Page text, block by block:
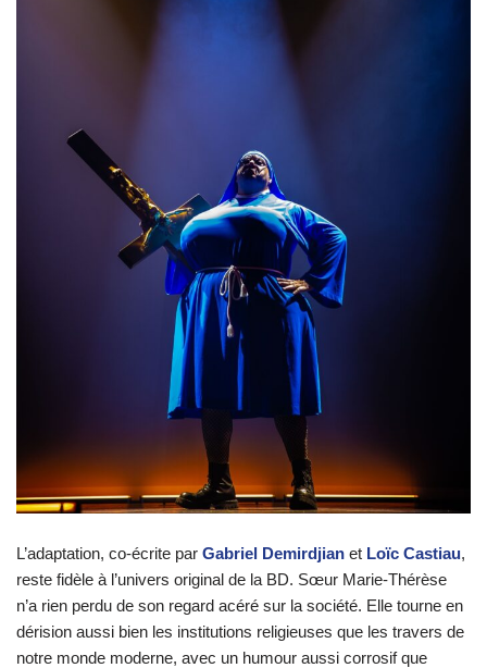
L’adaptation, co-écrite par Gabriel Demirdjian et Loïc Castiau,
reste fidèle à l’univers original de la BD. Sœur Marie-Thérèse
n’a rien perdu de son regard acéré sur la société. Elle tourne en
dérision aussi bien les institutions religieuses que les travers de
notre monde moderne, avec un humour aussi corrosif que